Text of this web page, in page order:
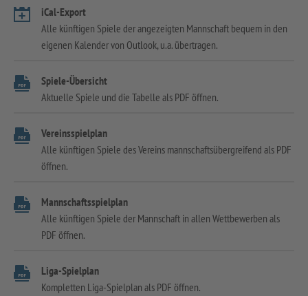
iCal-Export
Alle künftigen Spiele der angezeigten Mannschaft bequem in den
eigenen Kalender von Outlook, u.a. übertragen.
Spiele-Übersicht
Aktuelle Spiele und die Tabelle als PDF öffnen.
Vereinsspielplan
Alle künftigen Spiele des Vereins mannschaftsübergreifend als PDF
öffnen.
Mannschaftsspielplan
Alle künftigen Spiele der Mannschaft in allen Wettbewerben als
PDF öffnen.
Liga-Spielplan
Kompletten Liga-Spielplan als PDF öffnen.